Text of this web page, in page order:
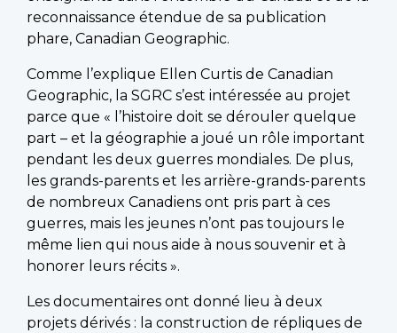
reconnaissance étendue de sa publication
phare, Canadian Geographic.
Comme l’explique Ellen Curtis de Canadian
Geographic, la SGRC s’est intéressée au projet
parce que « l’histoire doit se dérouler quelque
part – et la géographie a joué un rôle important
pendant les deux guerres mondiales. De plus,
les grands-parents et les arrière-grands-parents
de nombreux Canadiens ont pris part à ces
guerres, mais les jeunes n’ont pas toujours le
même lien qui nous aide à nous souvenir et à
honorer leurs récits ».
Les documentaires ont donné lieu à deux
projets dérivés : la construction de répliques de